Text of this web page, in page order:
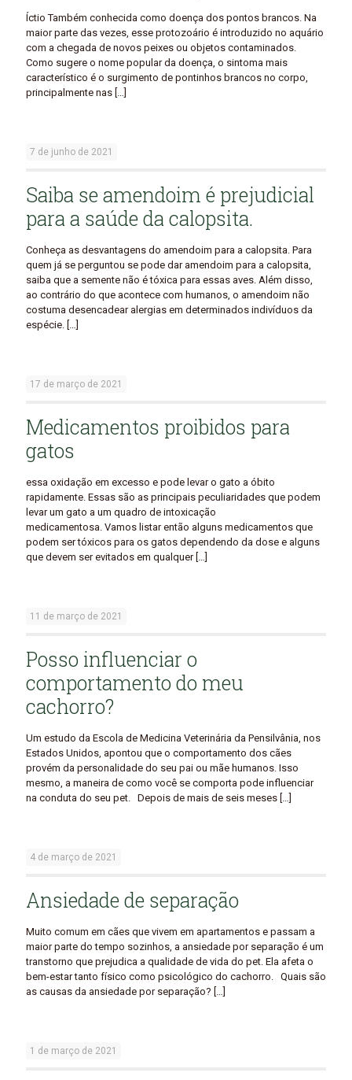
Íctio Também conhecida como doença dos pontos brancos. Na
maior parte das vezes, esse protozoário é introduzido no aquário
com a chegada de novos peixes ou objetos contaminados.
Como sugere o nome popular da doença, o sintoma mais
característico é o surgimento de pontinhos brancos no corpo,
principalmente nas […]
7 de junho de 2021
Saiba se amendoim é prejudicial
para a saúde da calopsita.
Conheça as desvantagens do amendoim para a calopsita. Para
quem já se perguntou se pode dar amendoim para a calopsita,
saiba que a semente não é tóxica para essas aves. Além disso,
ao contrário do que acontece com humanos, o amendoim não
costuma desencadear alergias em determinados indivíduos da
espécie. […]
17 de março de 2021
Medicamentos proibidos para
gatos
essa oxidação em excesso e pode levar o gato a óbito
rapidamente. Essas são as principais peculiaridades que podem
levar um gato a um quadro de intoxicação
medicamentosa. Vamos listar então alguns medicamentos que
podem ser tóxicos para os gatos dependendo da dose e alguns
que devem ser evitados em qualquer[…]
11 de março de 2021
Posso influenciar o
comportamento do meu
cachorro?
Um estudo da Escola de Medicina Veterinária da Pensilvânia, nos
Estados Unidos, apontou que o comportamento dos cães
provém da personalidade do seu pai ou mãe humanos. Isso
mesmo, a maneira de como você se comporta pode influenciar
na conduta do seu pet. Depois de mais de seis meses […]
4 de março de 2021
Ansiedade de separação
Muito comum em cães que vivem em apartamentos e passam a
maior parte do tempo sozinhos, a ansiedade por separação é um
transtorno que prejudica a qualidade de vida do pet. Ela afeta o
bem-estar tanto físico como psicológico do cachorro. Quais são
as causas da ansiedade por separação? […]
1 de março de 2021